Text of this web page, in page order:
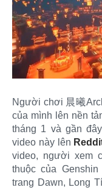
Người chơi 晨曦
của mình lên nền
tháng 1 và gần
video này lên
video, người xem
thuộc của
trang Dawn, Long